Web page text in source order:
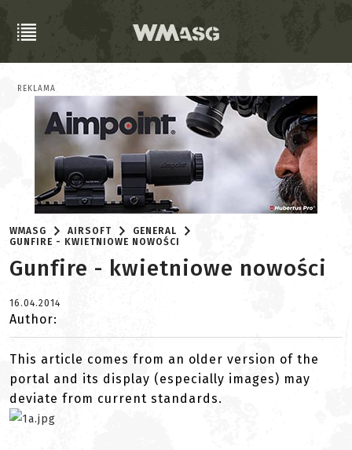
REKLAMA
WMASG AIRSOFT
GENERAL
GUNFIRE - KWIETNIOWE NOWOŚCI
Gunfire - kwietniowe nowości
16.04.2014
Author:
This article comes from an older version of the
portal and its display (especially images) may
deviate from current standards.